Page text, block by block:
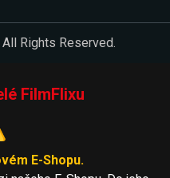
Rights Reserved.
FilmFlixu
E-Shopu.